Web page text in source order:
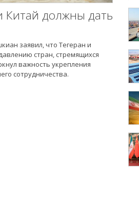
должны дать
заявил, что Тегеран и
стран, стремящихся
важность укрепления
сотрудничества.